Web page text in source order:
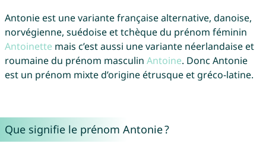
Antonie est une variante française alternative, danoise,
norvégienne, suédoise et tchèque du prénom féminin
Antoinette mais c’est aussi une variante néerlandaise et
roumaine du prénom masculin Antoine. Donc Antonie
est un prénom mixte d’origine étrusque et gréco-latine.
Que signifie le prénom Antonie ?